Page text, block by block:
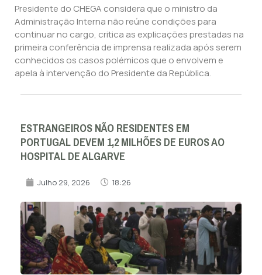
Presidente do CHEGA considera que o ministro da
Administração Interna não reúne condições para
continuar no cargo, critica as explicações prestadas na
primeira conferência de imprensa realizada após serem
conhecidos os casos polémicos que o envolvem e
apela à intervenção do Presidente da República.
ESTRANGEIROS NÃO RESIDENTES EM
PORTUGAL DEVEM 1,2 MILHÕES DE EUROS AO
HOSPITAL DE ALGARVE
Julho 29, 2026 18:26